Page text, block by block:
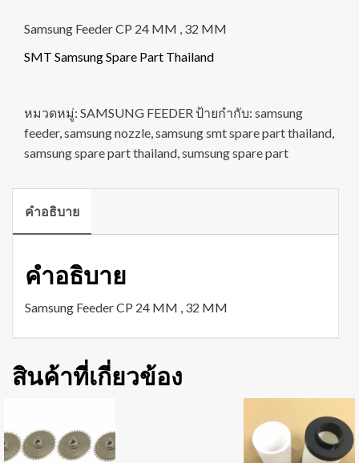
Samsung Feeder CP 24 MM , 32 MM
SMT Samsung Spare Part Thailand
หมวดหมู่: SAMSUNG FEEDERป้ายกำกับ: samsung
feeder,samsung nozzle,samsung smt spare part thailand,
samsung spare part thailand,sumsung spare part
คำอธิบาย
คำอธิบาย
Samsung Feeder CP 24 MM , 32 MM
สินค้าที่เกี่ยวข้อง